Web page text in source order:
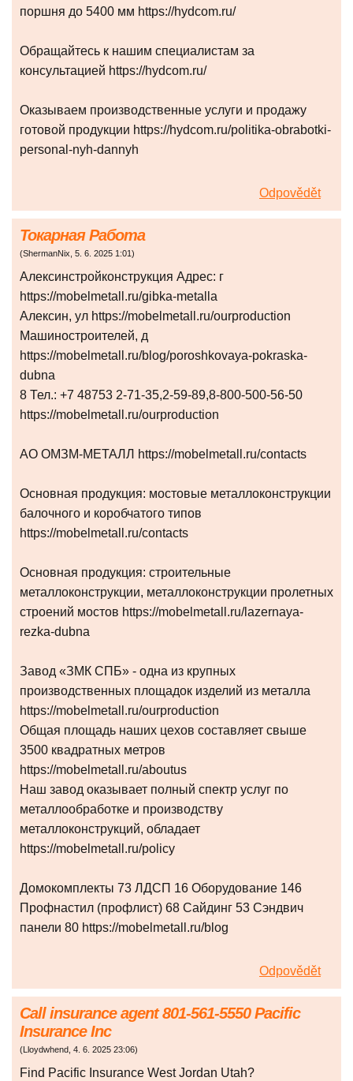
поршня до 5400 мм https://hydcom.ru/
Обращайтесь к нашим специалистам за
консультацией https://hydcom.ru/
Оказываем производственные услуги и продажу
готовой продукции https://hydcom.ru/politika-obrabotki-
personal-nyh-dannyh
Odpovědět
Токарная Работа
(ShermanNix, 5. 6. 2025 1:01)
Алексинстройконструкция Адрес: г
https://mobelmetall.ru/gibka-metalla
Алексин, ул https://mobelmetall.ru/ourproduction
Машиностроителей, д
https://mobelmetall.ru/blog/poroshkovaya-pokraska-
dubna
8 Тел.: +7 48753 2-71-35,2-59-89,8-800-500-56-50
https://mobelmetall.ru/ourproduction
АО ОМЗМ-МЕТАЛЛ https://mobelmetall.ru/contacts
Основная продукция: мостовые металлоконструкции
балочного и коробчатого типов
https://mobelmetall.ru/contacts
Основная продукция: строительные
металлоконструкции, металлоконструкции пролетных
строений мостов https://mobelmetall.ru/lazernaya-
rezka-dubna
Завод «ЗМК СПБ» - одна из крупных
производственных площадок изделий из металла
https://mobelmetall.ru/ourproduction
Общая площадь наших цехов составляет свыше
3500 квадратных метров
https://mobelmetall.ru/aboutus
Наш завод оказывает полный спектр услуг по
металлообработке и производству
металлоконструкций, обладает
https://mobelmetall.ru/policy
Домокомплекты 73 ЛДСП 16 Оборудование 146
Профнастил (профлист) 68 Сайдинг 53 Сэндвич
панели 80 https://mobelmetall.ru/blog
Odpovědět
Call insurance agent 801-561-5550 Pacific
Insurance Inc
(Lloydwhend, 4. 6. 2025 23:06)
Find Pacific Insurance West Jordan Utah?